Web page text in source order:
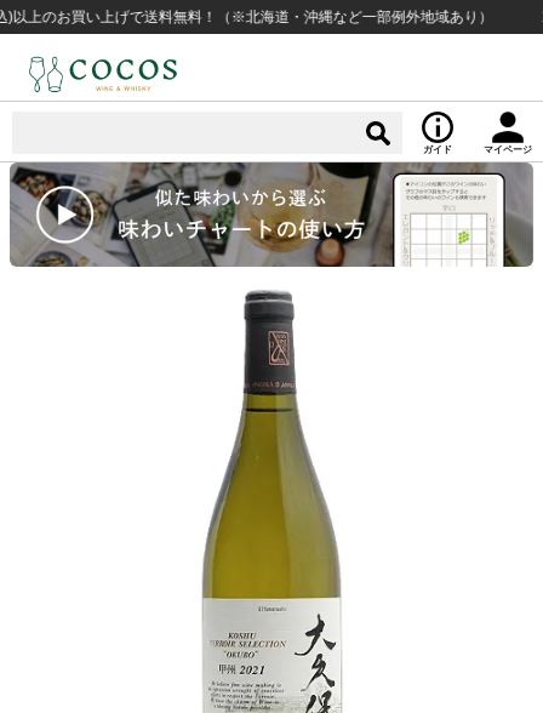
買い上げで送料無料！（※北海道・沖縄など一部例外地域あり） 14時
ガイド マイページ